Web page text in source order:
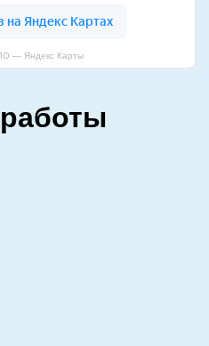
— Яндекс Карты